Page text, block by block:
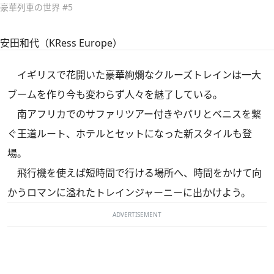
豪華列車の世界 #5
安田和代（KRess Europe）
イギリスで花開いた豪華絢爛なクルーズトレインは一大
ブームを作り今も変わらず人々を魅了している。
南アフリカでのサファリツアー付きやパリとベニスを繋
ぐ王道ルート、ホテルとセットになった新スタイルも登
場。
飛行機を使えば短時間で行ける場所へ、時間をかけて向
かうロマンに溢れたトレインジャーニーに出かけよう。
ADVERTISEMENT